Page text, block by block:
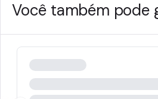
Você também pode